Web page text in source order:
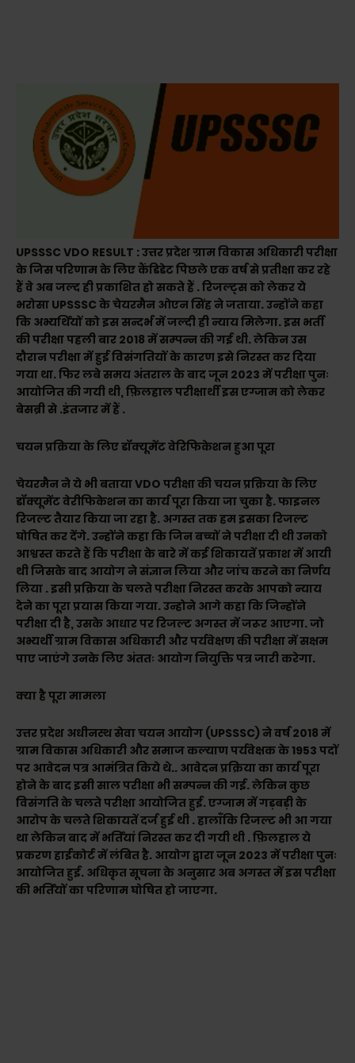
UPSSSC VDO RESULT : उत्तर प्रदेश ग्राम विकास अधिकारी परीक्षा
के जिस परिणाम के लिए कैंडिडेट पिछले एक वर्ष से प्रतीक्षा कर रहे
हैं वे अब जल्द ही प्रकाशित हो सकते हैं . रिजल्ट्स को लेकर ये
भरोसा UPSSSC के चेयरमैन ओएन सिंह ने जताया. उन्होंने कहा
कि अभ्यर्थियों को इस सन्दर्भ में जल्दी ही न्याय मिलेगा. इस भर्ती
की परीक्षा पहली बार 2018 में सम्पन्न की गई थी. लेकिन उस
दौरान परीक्षा में हुई विसंगतियों के कारण इसे निरस्त कर दिया
गया था. फिर लबे समय अंतराल के बाद जून 2023 में परीक्षा पुनः
आयोजित की गयी थी, फ़िलहाल परीक्षार्थी इस एग्जाम को लेकर
बेसब्री से .इंतजार में हैं .
चयन प्रक्रिया के लिए डॉक्यूमेंट वेरिफिकेशन हुआ पूरा
चेयरमैन ने ये भी बताया VDO परीक्षा की चयन प्रक्रिया के लिए
डॉक्यूमेंट वेरीफिकेशन का कार्य पूरा किया जा चुका है. फाइनल
रिजल्ट तैयार किया जा रहा है. अगस्त तक हम इसका रिजल्ट
घोषित कर देंगे. उन्होंने कहा कि जिन बच्चों ने परीक्षा दी थी उनको
आश्वस्त करते हैं कि परीक्षा के बारे में कई शिकायतें प्रकाश में आयी
थी जिसके बाद आयोग ने संज्ञान लिया और जांच करने का निर्णय
लिया . इसी प्रक्रिया के चलते परीक्षा निरस्त करके आपको न्याय
देने का पूरा प्रयास किया गया. उन्होने आगे कहा कि जिन्होंने
परीक्षा दी है, उसके आधार पर रिजल्ट अगस्त में जरूर आएगा. जो
अभ्यर्थी ग्राम विकास अधिकारी और पर्यवेक्षण की परीक्षा में सक्षम
पाए जाएंगे उनके लिए अंततः आयोग नियुक्ति पत्र जारी करेगा.
क्या है पूरा मामला
उत्तर प्रदेश अधीनस्थ सेवा चयन आयोग (UPSSSC) ने वर्ष 2018 में
ग्राम विकास अधिकारी और समाज कल्याण पर्यवेक्षक के 1953 पदों
पर आवेदन पत्र आमंत्रित किये थे.. आवेदन प्रक्रिया का कार्य पूरा
होने के बाद इसी साल परीक्षा भी सम्पन्न की गई. लेकिन कुछ
विसंगति के चलते परीक्षा आयोजित हुई. एग्जाम में गड़बड़ी के
आरोप के चलते शिकायतें दर्ज हुई थी . हालाँकि रिजल्ट भी आ गया
था लेकिन बाद में भर्तियां निरस्त कर दी गयी थी . फ़िलहाल ये
प्रकरण हाईकोर्ट में लंबित है. आयोग द्वारा जून 2023 में परीक्षा पुनः
आयोजित हुई. अधिकृत सूचना के अनुसार अब अगस्त में इस परीक्षा
की भर्तियों का परिणाम घोषित हो जाएगा.